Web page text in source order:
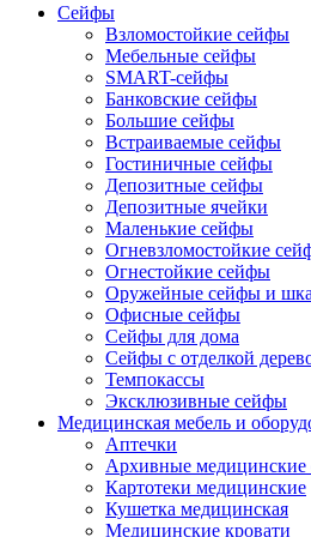
Сейфы
Взломостойкие сейфы
Мебельные сейфы
SMART-сейфы
Банковские сейфы
Большие сейфы
Встраиваемые сейфы
Гостиничные сейфы
Депозитные сейфы
Депозитные ячейки
Маленькие сейфы
Огневзломостойкие
Огнестойкие сейфы
Оружейные сейфы и
Офисные сейфы
Сейфы для дома
Сейфы с отделкой
Темпокассы
Эксклюзивные сейфы
Медицинская мебель и
Аптечки
Архивные медицинские
Картотеки медицинские
Кушетка медицинская
Медицинские кровати